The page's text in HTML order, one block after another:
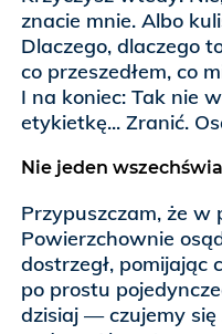
znacie mnie. Albo
Dlaczego, dlaczego
co przeszedłem, co
I na koniec: Tak nie
etykietkę... Zranić.
Nie jeden
Przypuszczam, że w
Powierzchownie
dostrzegł, pomijając
po prostu
dzisiaj — czujemy